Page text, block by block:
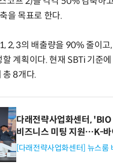
을 목표로 한다.
2, 3의 배출량을 90% 줄이
계획이다. 현재 SBTi 기준
총 8개다.
다래전략사업화센터,
비즈니스 미팅 지원…K-바
[다래전략사업화센터] 뉴스룸